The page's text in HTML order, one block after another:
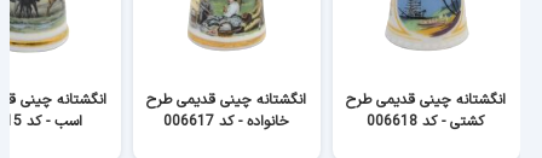
انگشتانه چینی قدیمی طرح
کشتی - کد 006618
انگشتانه چینی قدیمی طرح
خانواده - کد 006617
انگشتانه چینی
اسب - کد 006615